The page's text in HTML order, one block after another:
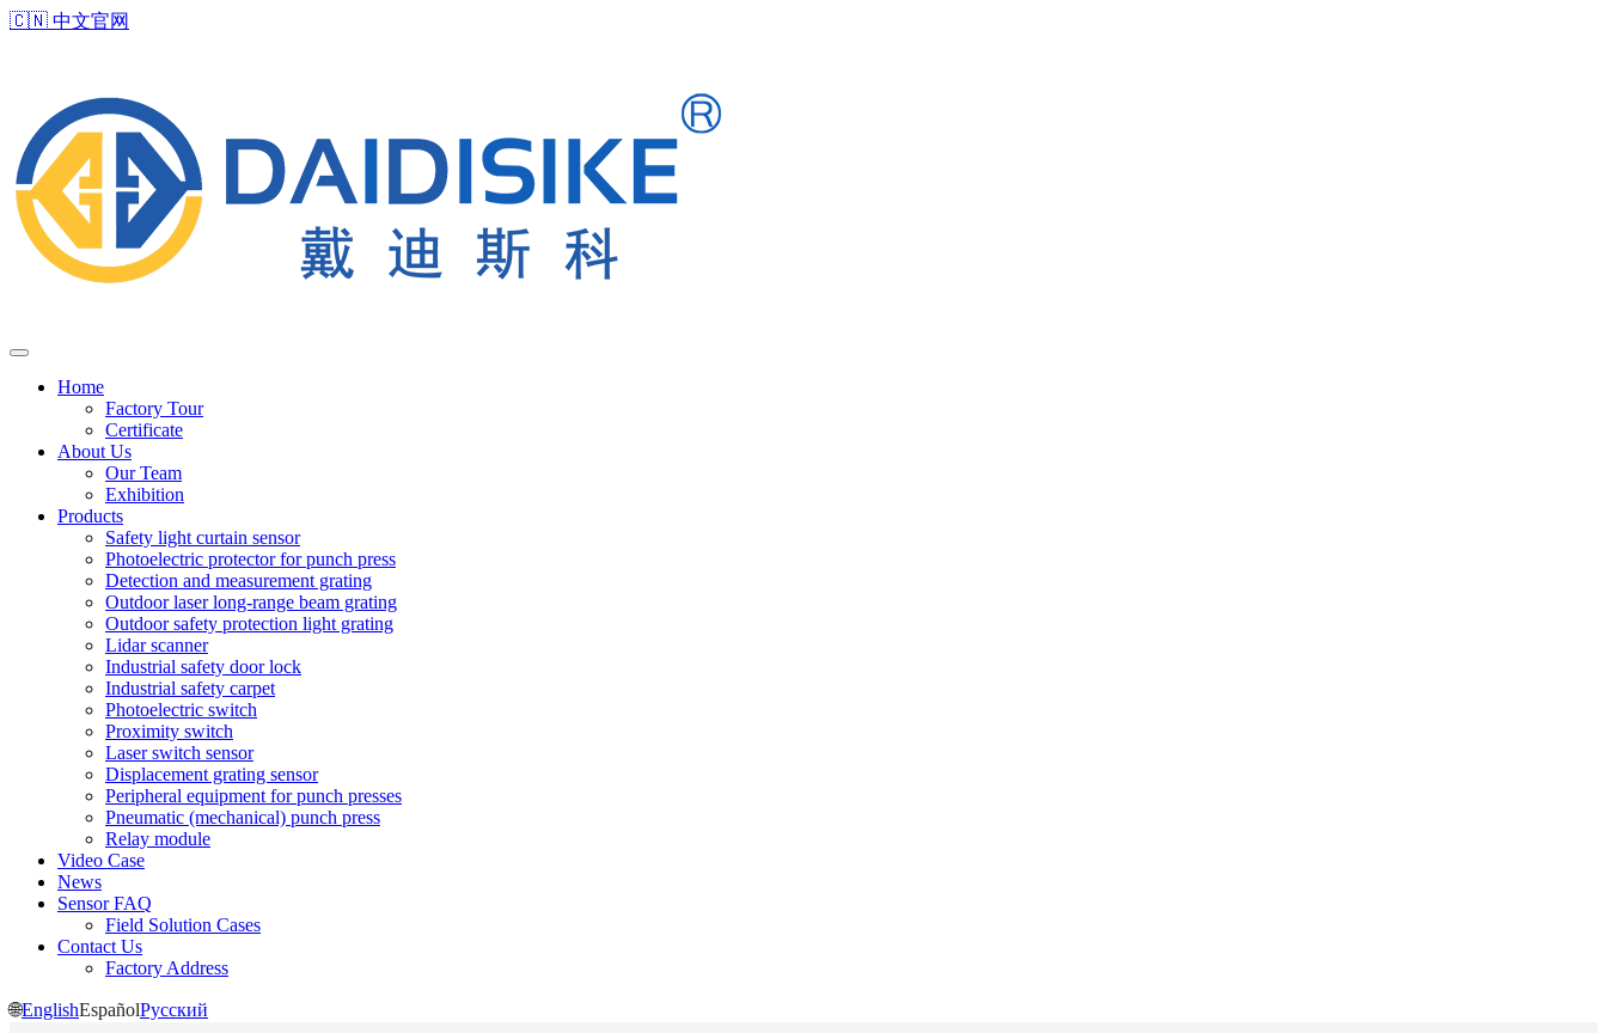
🇨🇳 中文官网
Home
Factory Tour
Certificate
About Us
Our Team
Exhibition
Products
Safety light curtain sensor
Photoelectric protector for punch press
Detection and measurement grating
Outdoor laser long-range beam grating
Outdoor safety protection light grating
Lidar scanner
Industrial safety door lock
Industrial safety carpet
Photoelectric switch
Proximity switch
Laser switch sensor
Displacement grating sensor
Peripheral equipment for punch presses
Pneumatic (mechanical) punch press
Relay module
Video Case
News
Sensor FAQ
Field Solution Cases
Contact Us
Factory Address
🌐EnglishEspañolРусский